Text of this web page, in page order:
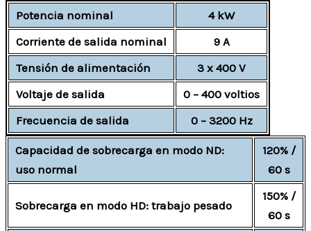
Potencia nominal
4 kW
Corriente de salida nominal
9 A
Tensión de alimentación
3 x 400 V
Voltaje de salida
0 – 400 voltios
Frecuencia de salida
0 – 3200 Hz
Capacidad de sobrecarga en modo ND:
uso normal
120% /
60 s
Sobrecarga en modo HD: trabajo pesado
150% /
60 s